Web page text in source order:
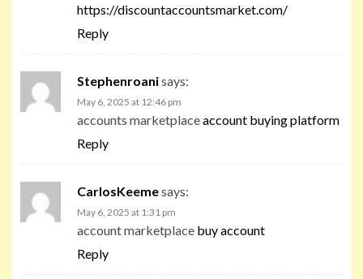
https://discountaccountsmarket.com/
Reply
Stephenroanisays:
May 6, 2025 at 12:46 pm
accounts marketplaceaccount buying platform
Reply
CarlosKeemesays:
May 6, 2025 at 1:31 pm
account marketplace buy account
Reply